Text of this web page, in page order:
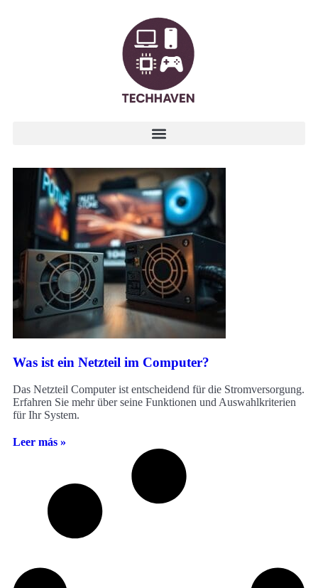
Was ist ein Netzteil im Computer?
Das Netzteil Computer ist entscheidend für die Stromversorgung.
Erfahren Sie mehr über seine Funktionen und Auswahlkriterien
für Ihr System.
Leer más »